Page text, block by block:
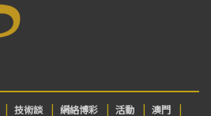
技術談 網絡博彩 活動 澳門